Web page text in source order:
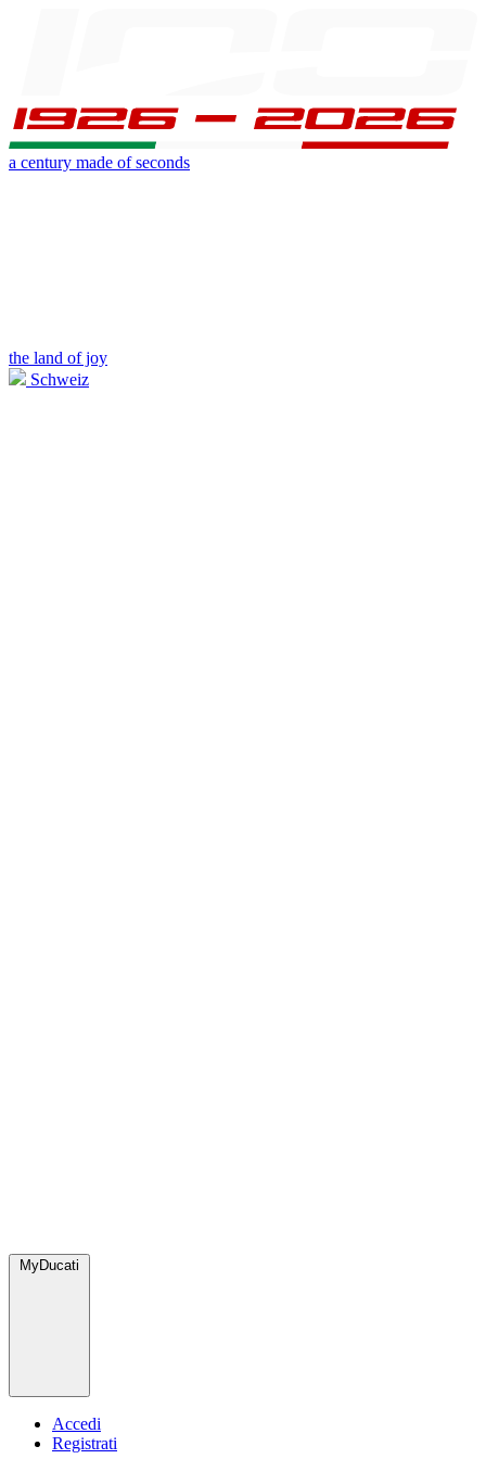
a century made of seconds
the land of joy
Schweiz
MyDucati
Accedi
Registrati